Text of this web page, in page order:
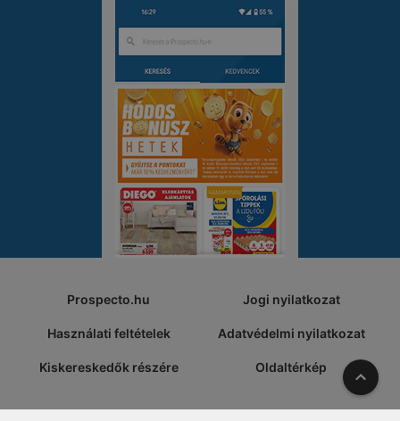
Prospecto.hu Jogi nyilatkozat
Használati feltételek Adatvédelmi nyilatkozat
Kiskereskedők részére Oldaltérkép A